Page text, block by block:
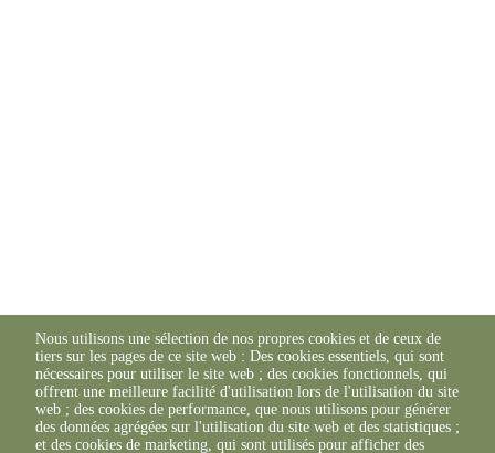
Nous utilisons une sélection de nos propres cookies et de ceux de
tiers sur les pages de ce site web : Des cookies essentiels, qui sont
nécessaires pour utiliser le site web ; des cookies fonctionnels, qui
offrent une meilleure facilité d'utilisation lors de l'utilisation du site
web ; des cookies de performance, que nous utilisons pour générer
des données agrégées sur l'utilisation du site web et des statistiques ;
et des cookies de marketing, qui sont utilisés pour afficher des